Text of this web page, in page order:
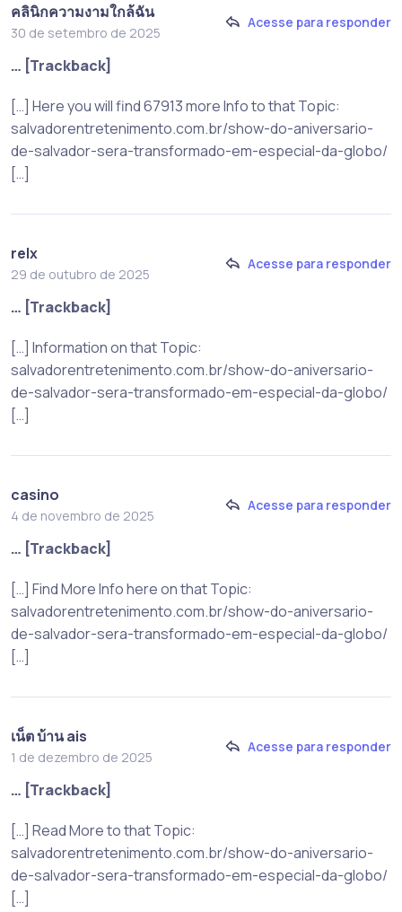
คลินิกความงามใกล้ฉัน
30 de setembro de 2025
Acesse para responder
… [Trackback]
[…] Here you will find 67913 more Info to that Topic:
salvadorentretenimento.com.br/show-do-aniversario-
de-salvador-sera-transformado-em-especial-da-globo/
[…]
relx
29 de outubro de 2025
Acesse para responder
… [Trackback]
[…] Information on that Topic:
salvadorentretenimento.com.br/show-do-aniversario-
de-salvador-sera-transformado-em-especial-da-globo/
[…]
casino
4 de novembro de 2025
Acesse para responder
… [Trackback]
[…] Find More Info here on that Topic:
salvadorentretenimento.com.br/show-do-aniversario-
de-salvador-sera-transformado-em-especial-da-globo/
[…]
เน็ต บ้าน ais
1 de dezembro de 2025
Acesse para responder
… [Trackback]
[…] Read More to that Topic:
salvadorentretenimento.com.br/show-do-aniversario-
de-salvador-sera-transformado-em-especial-da-globo/
[…]